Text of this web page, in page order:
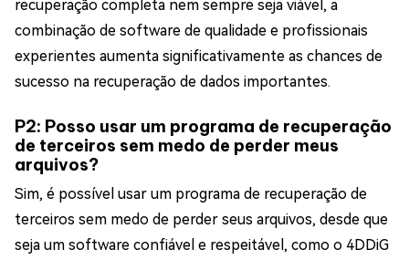
recuperação completa nem sempre seja viável, a
combinação de software de qualidade e profissionais
experientes aumenta significativamente as chances de
sucesso na recuperação de dados importantes.
P2: Posso usar um programa de recuperação
de terceiros sem medo de perder meus
arquivos?
Sim, é possível usar um programa de recuperação de
terceiros sem medo de perder seus arquivos, desde que
seja um software confiável e respeitável, como o 4DDiG